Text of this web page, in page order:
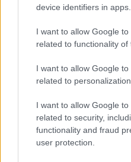
device identifiers in apps.
I want to allow Google
related to functionality of
I want to allow Google
related to personalization.
I want to allow Google
related to security,
functionality and fraud
user protection.
Ha új függönyt raksz fel,
még ma!
lakberendezési
témát is, hogy mi érdekel),
hogy tudjuk,
Köszi <3 ***
Hasznos volt az infó?
mókuscsapatba és